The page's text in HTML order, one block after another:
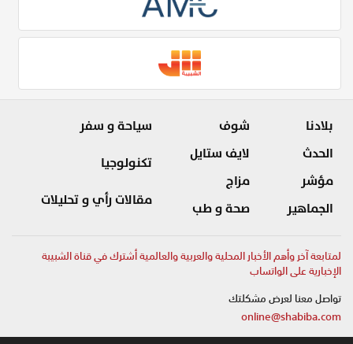
بلادنا
الحدث
مؤشر
الجماهير
شوف
لايف ستايل
مزاج
صحة و طب
سياحة و سفر
تكنولوجيا
مقالات رأي و تحليلات
لمتابعة آخر وأهم الأخبار المحلية والعربية والعالمية أشترك في قناة الشبيبة
الإخبارية على الواتساب
تواصل معنا لعرض مشكلتك
online@shabiba.com